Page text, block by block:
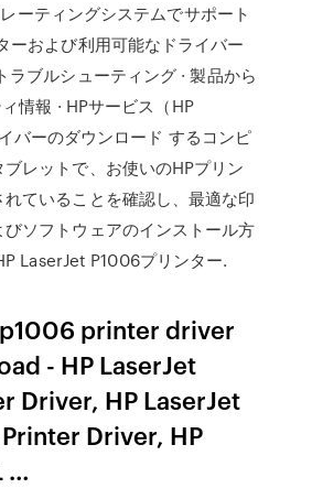
ーティングシステムでサポート
ーおよび利用可能なドライバー
ラブルシューティング · 製品から
情報 · HPサービス（HP
バーのダウンロード するコンピ
レットで、お使いのHPプリン
ていることを確認し、最適な印
ソフトウェアのインストール方
LaserJet P1006プリンター.
printer driver
- HP LaserJet
Driver, HP LaserJet
Driver, HP
…